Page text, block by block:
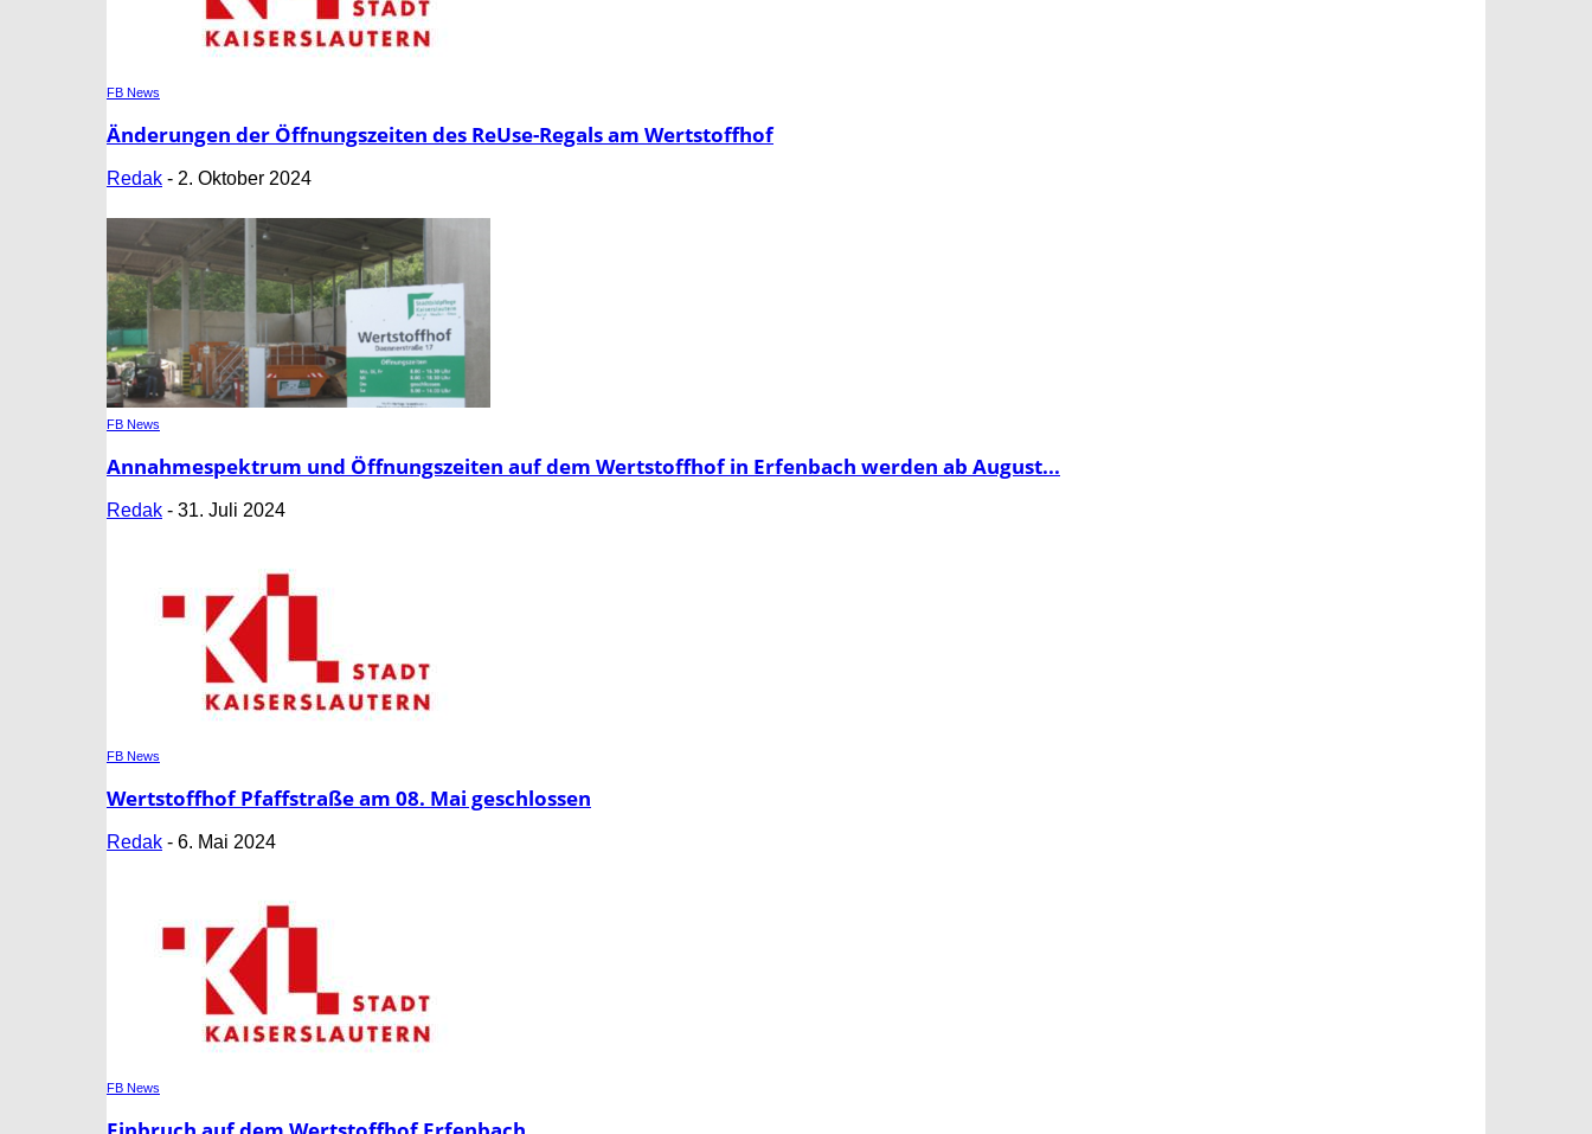
FB News
Änderungen der Öffnungszeiten des ReUse-Regals am Wertstoffhof
Redak - 2. Oktober 2024
FB News
Annahmespektrum und Öffnungszeiten auf dem Wertstoffhof in Erfenbach werden ab August...
Redak - 31. Juli 2024
FB News
Wertstoffhof Pfaffstraße am 08. Mai geschlossen
Redak - 6. Mai 2024
FB News